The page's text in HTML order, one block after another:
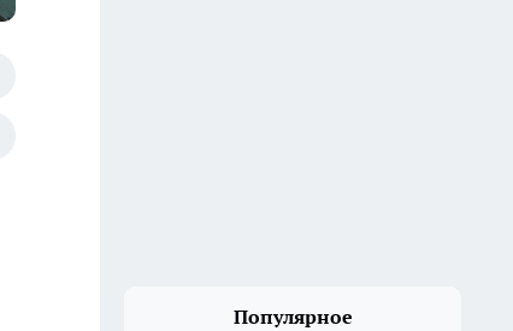
Популярное